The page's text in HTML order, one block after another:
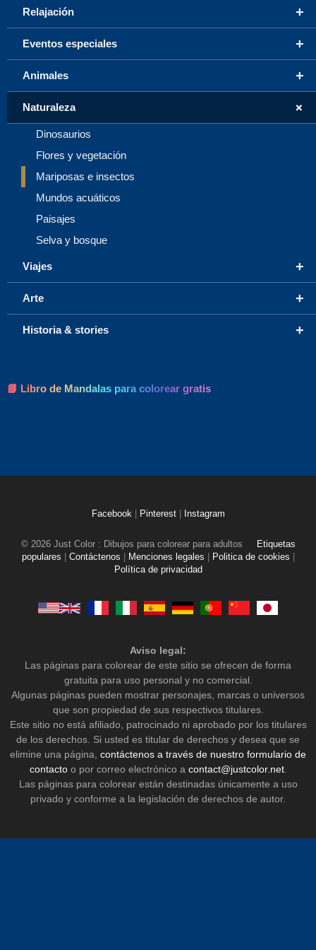
+
Relajación
+
Eventos especiales
+
Animales
+
Naturaleza
Dinosaurios
Flores y vegetación
Mariposas e insectos
Mundos acuáticos
Paisajes
Selva y bosque
+
Viajes
+
Arte
+
Historia & stories
📘 Libro de Mandalas para colorear gratis
Facebook Pinterest Instagram
© 2026 Just Color : Dibujos para colorear para adultos
Etiquetas
populares
Contáctenos Menciones legales Politica de cookies
Política de privacidad
Aviso legal:
Las páginas para colorear de este sitio se ofrecen de forma
gratuita para uso personal y no comercial.
Algunas páginas pueden mostrar personajes, marcas o universos
que son propiedad de sus respectivos titulares.
Este sitio no está afiliado, patrocinado ni aprobado por los titulares
de los derechos. Si usted es titular de derechos y desea que se
elimine una página, contáctenos a través de nuestro formulario de
contactoo por correo electrónico a contact@justcolor.net.
Las páginas para colorear están destinadas únicamente a uso
privado y conforme a la legislación de derechos de autor.